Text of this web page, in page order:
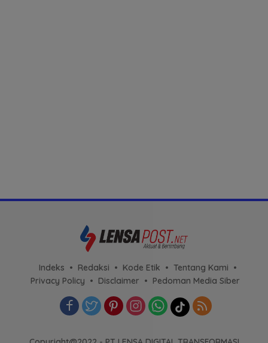
Indeks Redaksi Kode Etik
Tentang Kami
Privacy Policy
Disclaimer Pedoman Media Siber